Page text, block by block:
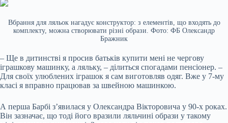
Вбрання для ляльок нагадує конструктор: з елементів, що входять до
комплекту, можна створювати різні образи. Фото: ФБ Олександр
Бражник
– Ще в дитинстві я просив батьків купити мені не чергову
іграшкову машинку, а ляльку, – ділиться спогадами пенсіонер. –
Для своїх улюблених іграшок я сам виготовляв одяг. Вже у 7-му
класі я вправно працював за швейною машинкою.
А перша Барбі з’явилася у Олександра Вікторовича у 90-х роках.
Він зазначає, що тоді його вразили ляльчині образи у такому